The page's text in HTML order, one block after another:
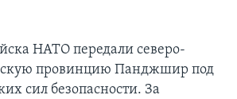
НАТО передали северо-
провинцию Панджшир под
сил безопасности. За